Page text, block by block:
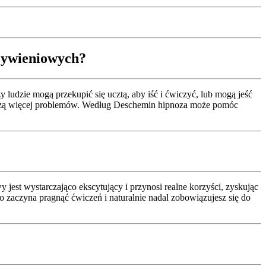
mogą przekupić się ucztą, aby iść i ćwiczyć, lub mogą jeść
problemów. Według Deschemin hipnoza może pomóc
wystarczająco ekscytujący i przynosi realne korzyści, zyskując
pragnąć ćwiczeń i naturalnie nadal zobowiązujesz się do